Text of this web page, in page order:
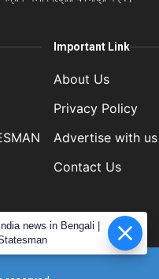
Important Link
About Us
Privacy Policy
Advertise with us
Contact Us
news in Bengali |